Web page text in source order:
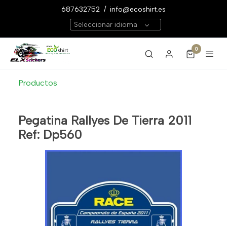
687632752 / info@ecoshirt.es
Seleccionar idioma
0
Productos
Pegatina Rallyes De Tierra 2011
Ref: Dp560